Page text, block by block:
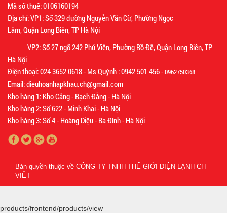
Mã số thuế: 0106160194
Địa chỉ: VP1: Số 329 đường Nguyễn Văn Cừ, Phường Ngọc
Lâm, Quận Long Biên, TP Hà Nội
VP2: Số 27 ngõ 242 Phú Viên, Phường Bồ Đề, Quận Long Biên, TP
Hà Nội
Điện thoại: 024 3652 0618 - Ms Quỳnh : 0942 501 456 -0962750368
Email: dieuhoanhapkhau.ch@gmail.com
Kho hàng 1: Kho Cảng - Bạch Đằng - Hà Nội
Kho hàng 2: Số 622 - Minh Khai - Hà Nội
Kho hàng 3: Số 4 - Hoàng Diệu - Ba Đình - Hà Nội
Bản quyền thuộc về CÔNG TY TNHH THẾ GIỚI ĐIỆN LẠNH CH
VIỆT
products/frontend/products/view